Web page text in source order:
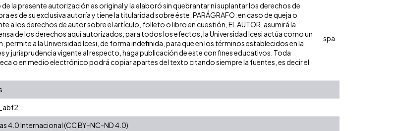
de la presente autorización es original y la elaboró sin quebrantar ni suplantar los derechos de
es de su exclusiva autoría y tiene la titularidad sobre éste. PARÁGRAFO: en caso de queja o
a los derechos de autor sobre el artículo, folleto o libro en cuestión, EL AUTOR, asumirá la
de los derechos aquí autorizados; para todos los efectos, la Universidad Icesi actúa como un
a la Universidad Icesi, de forma indefinida, para que en los términos establecidos en la
y jurisprudencia vigente al respecto, haga publicación de este con fines educativos. Toda
o en medio electrónico podrá copiar apartes del texto citando siempre la fuentes, es decir el
spa
4.0 Internacional (CC BY-NC-ND 4.0)